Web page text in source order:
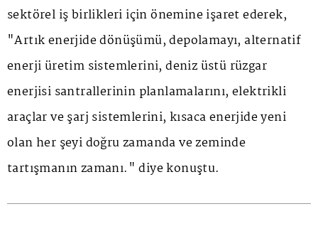
sektörel iş birlikleri için önemine işaret ederek,
"Artık enerjide dönüşümü, depolamayı, alternatif
enerji üretim sistemlerini, deniz üstü rüzgar
enerjisi santrallerinin planlamalarını, elektrikli
araçlar ve şarj sistemlerini, kısaca enerjide yeni
olan her şeyi doğru zamanda ve zeminde
tartışmanın zamanı." diye konuştu.